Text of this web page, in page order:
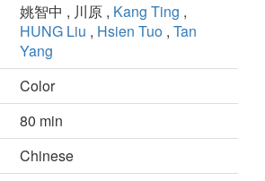
姚智中 , 川原 , Kang Ting ,
HUNG Liu , Hsien Tuo , Tan
Yang
Color
80 min
Chinese